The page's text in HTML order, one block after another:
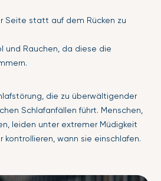
Seite statt auf dem Rücken zu
und Rauchen, da diese die
die zu überwältigender
Schlafanfällen führt. Menschen,
leiden unter extremer Müdigkeit
kontrollieren, wann sie einschlafen.